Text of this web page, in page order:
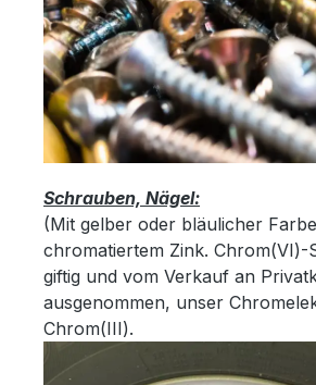
Schrauben, Nägel:
(Mit gelber oder bläulicher
chromatiertem Zink. Chrom(VI)-
giftig und vom Verkauf an
ausgenommen, unser
Chrom(III).